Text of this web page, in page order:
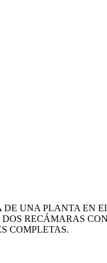
UNA PLANTA EN
RECÁMARAS
COMPLETAS.